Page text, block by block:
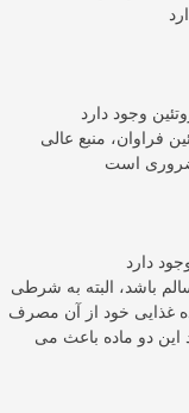
فراوان، منبع عالی
باشد، البته به شرطی
غذایی خود از آن مصرف
این دو ماده باعث می